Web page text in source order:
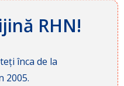
RHN!
înca de la
2005.